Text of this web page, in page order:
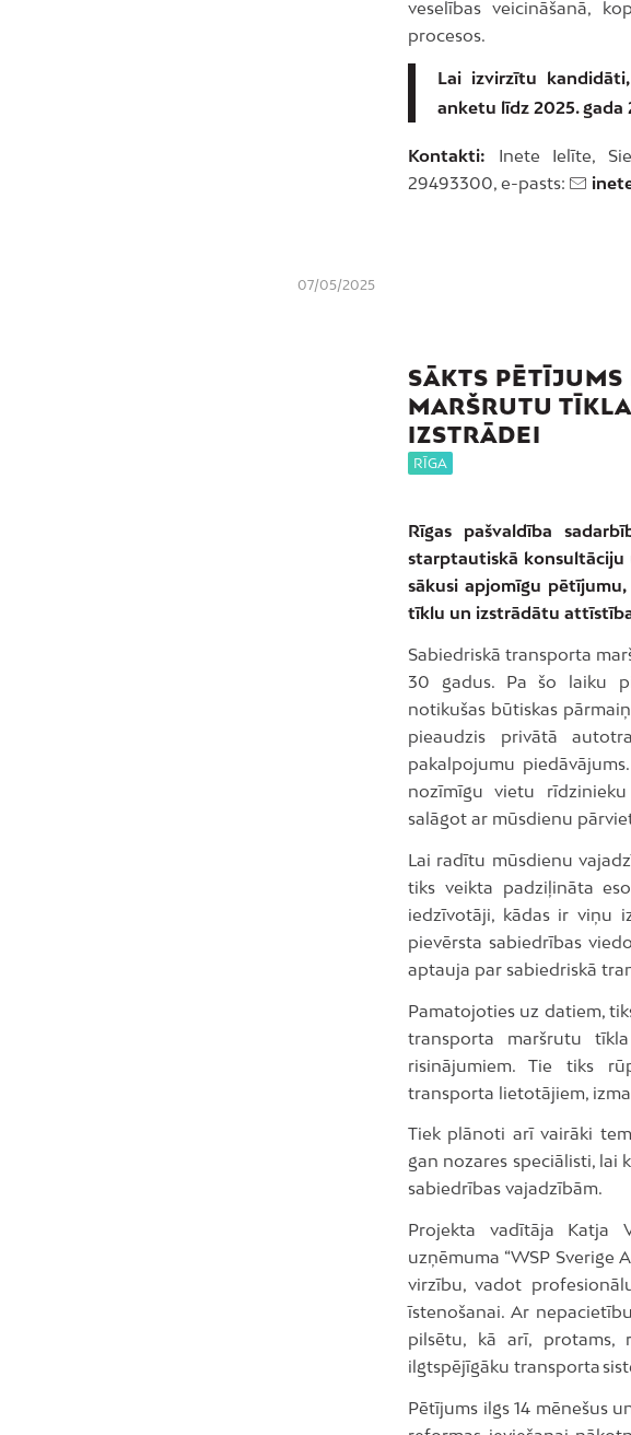
veselības veicināšanā,
procesos.
Lai izvirzītu
anketu līdz 2025. gada
Kontakti: Inete Ielīte,
29493300, e-pasts:
07/05/2025
SĀKTS
MARŠRUTU
IZSTRĀDEI
RĪGA
Rīgas pašvaldība
starptautiskā konsultāciju
sākusi apjomīgu
tīklu un izstrādātu
Sabiedriskā transporta
30 gadus. Pa šo laiku
notikušas būtiskas
pieaudzis privātā
pakalpojumu
nozīmīgu vietu
salāgot ar mūsdienu
Lai radītu mūsdienu
tiks veikta padziļināta
iedzīvotāji, kādas ir viņu
pievērsta sabiedrības
aptauja par sabiedriskā
Pamatojoties uz datiem,
transporta maršrutu
risinājumiem. Tie tiks
transporta lietotājiem,
Tiek plānoti arī vairāki
gan nozares speciālisti,
sabiedrības vajadzībām.
Projekta vadītāja Katja
uzņēmuma “WSP Sverige
virzību, vadot
īstenošanai. Ar
pilsētu, kā arī, protams,
ilgtspējīgāku transporta
Pētījums ilgs 14 mēnešus